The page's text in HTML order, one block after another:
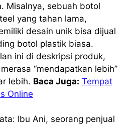
Misalnya, sebuah botol
yang tahan lama,
desain unik bisa dijual
botol plastik biasa.
ini di deskripsi produk,
“mendapatkan lebih”
lebih. Baca Juga: Tempat
Online
Ibu Ani, seorang penjual